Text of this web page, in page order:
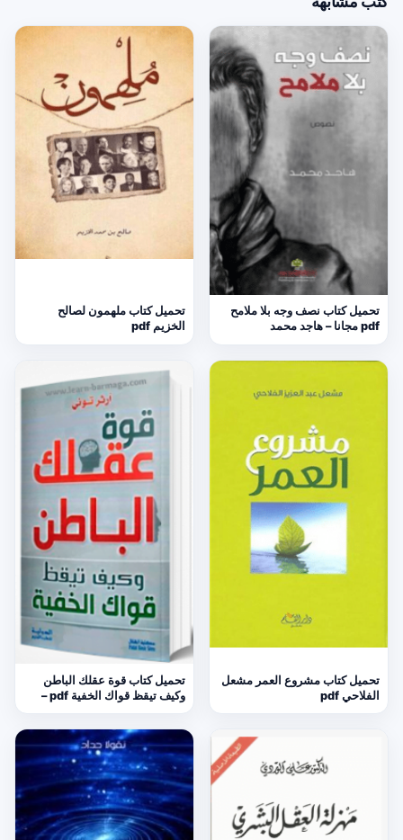
تحميل كتاب نصف وجه بلا ملامح
pdf مجانا – هاجد محمد
تحميل كتاب ملهمون لصالح
الخزيم pdf
تحميل كتاب مشروع العمر مشعل
الفلاحي pdf
تحميل كتاب قوة عقلك الباطن
وكيف تيقظ قواك الخفية pdf –
ارثر توني